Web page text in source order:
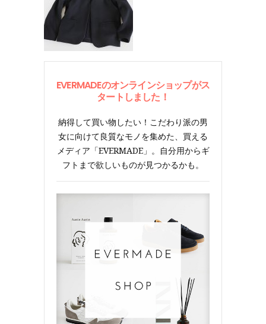
EVERMADEのオンラインショップがス
タートしました！
納得して買い物したい！こだわり派の男
女に向けて良質なモノを集めた、買える
メディア「EVERMADE」。自分用からギ
フトまで欲しいものが見つかるかも。